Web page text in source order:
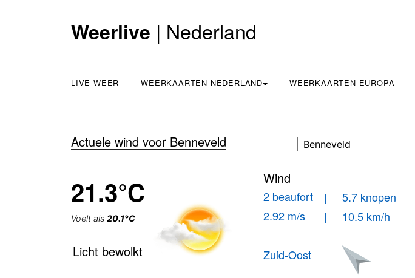
Weerlive | Nederland
LIVE WEER WEERKAARTEN NEDERLAND WEERKAARTEN EUROPA
Actuele wind voor Benneveld
Wind
2 beaufort
| 5.7 knopen
2.92 m/s
| 10.5 km/h
Zuid-Oost
21.3°C
Voelt als 20.1°C
Licht bewolkt